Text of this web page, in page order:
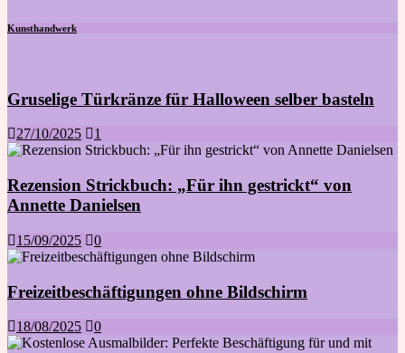
Kunsthandwerk
Gruselige Türkränze für Halloween selber basteln
27/10/2025 1
Rezension Strickbuch: „Für ihn gestrickt“ von
Annette Danielsen
15/09/2025 0
Freizeitbeschäftigungen ohne Bildschirm
18/08/2025 0